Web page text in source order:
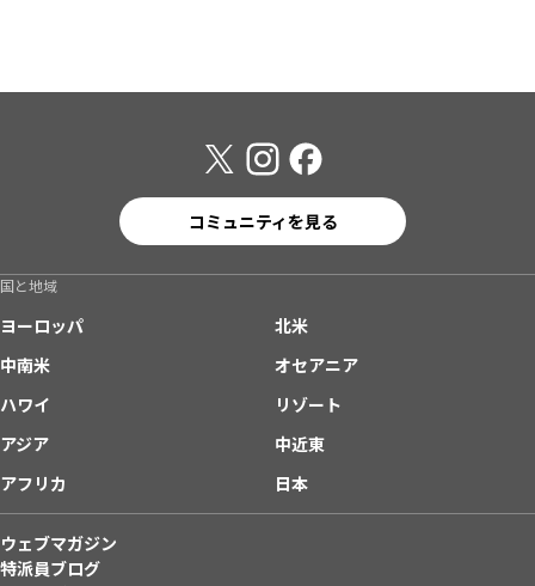
コミュニティを見る
国と地域
ヨーロッパ
北米
中南米
オセアニア
ハワイ
リゾート
アジア
中近東
アフリカ
日本
ウェブマガジン
特派員ブログ